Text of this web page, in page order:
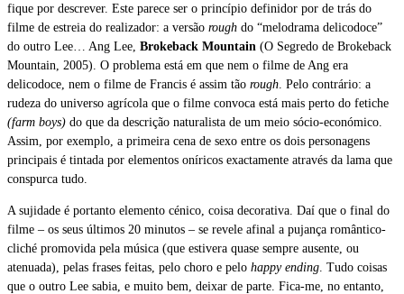
fique por descrever. Este parece ser o princípio definidor por de trás do
filme de estreia do realizador: a versão rough do “melodrama delicodoce”
do outro Lee… Ang Lee, Brokeback Mountain (O Segredo de Brokeback
Mountain, 2005). O problema está em que nem o filme de Ang era
delicodoce, nem o filme de Francis é assim tão rough . Pelo contrário: a
rudeza do universo agrícola que o filme convoca está mais perto do fetiche
(farm boys) do que da descrição naturalista de um meio sócio-económico.
Assim, por exemplo, a primeira cena de sexo entre os dois personagens
principais é tintada por elementos oníricos exactamente através da lama que
conspurca tudo.
A sujidade é portanto elemento cénico, coisa decorativa. Daí que o final do
filme – os seus últimos 20 minutos – se revele afinal a pujança romântico-
cliché promovida pela música (que estivera quase sempre ausente, ou
atenuada), pelas frases feitas, pelo choro e pelo happy ending . Tudo coisas
que o outro Lee sabia, e muito bem, deixar de parte. Fica-me, no entanto,